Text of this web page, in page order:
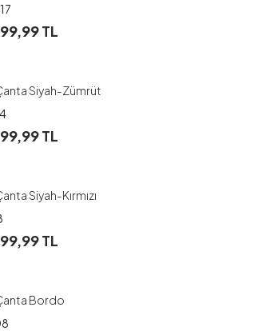
TL
Siyah-Zümrüt
TL
Siyah-Kırmızı
TL
Bordo